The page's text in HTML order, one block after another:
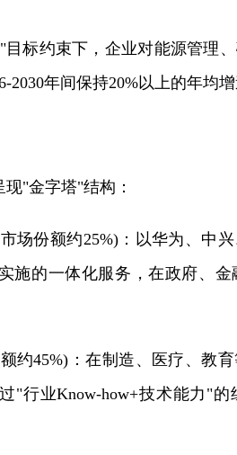
标约束下，企业对能源管理
年间保持20%以上的年均
"金字塔"结构：
场份额约25%)：以华为、中
施的一体化服务，在政府、
约45%)：在制造、医疗、教
"行业Know-how+技术能力"的